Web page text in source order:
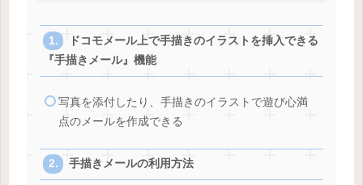
ドコモメール上で手描きのイラストを挿入できる
『手描きメール』機能
写真を添付したり、手描きのイラストで遊び心満
点のメールを作成できる
手描きメールの利用方法